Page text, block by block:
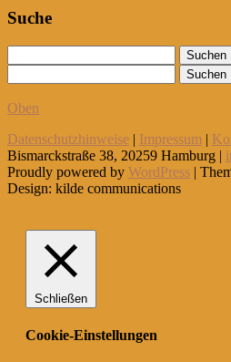
Suche
Oben
Datenschutzhinweise | Impressum |
Bismarckstraße 38, 20259 Hamburg |
Proudly powered by WordPress |
Design: kilde communications
Schließen
Cookie-Einstellungen